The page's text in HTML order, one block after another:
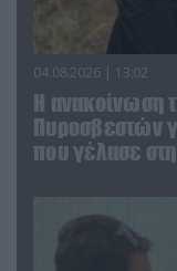
04.08.2026 | 13:02
Η ανακοίνωση
Πυροσβεστών
που γέλασε